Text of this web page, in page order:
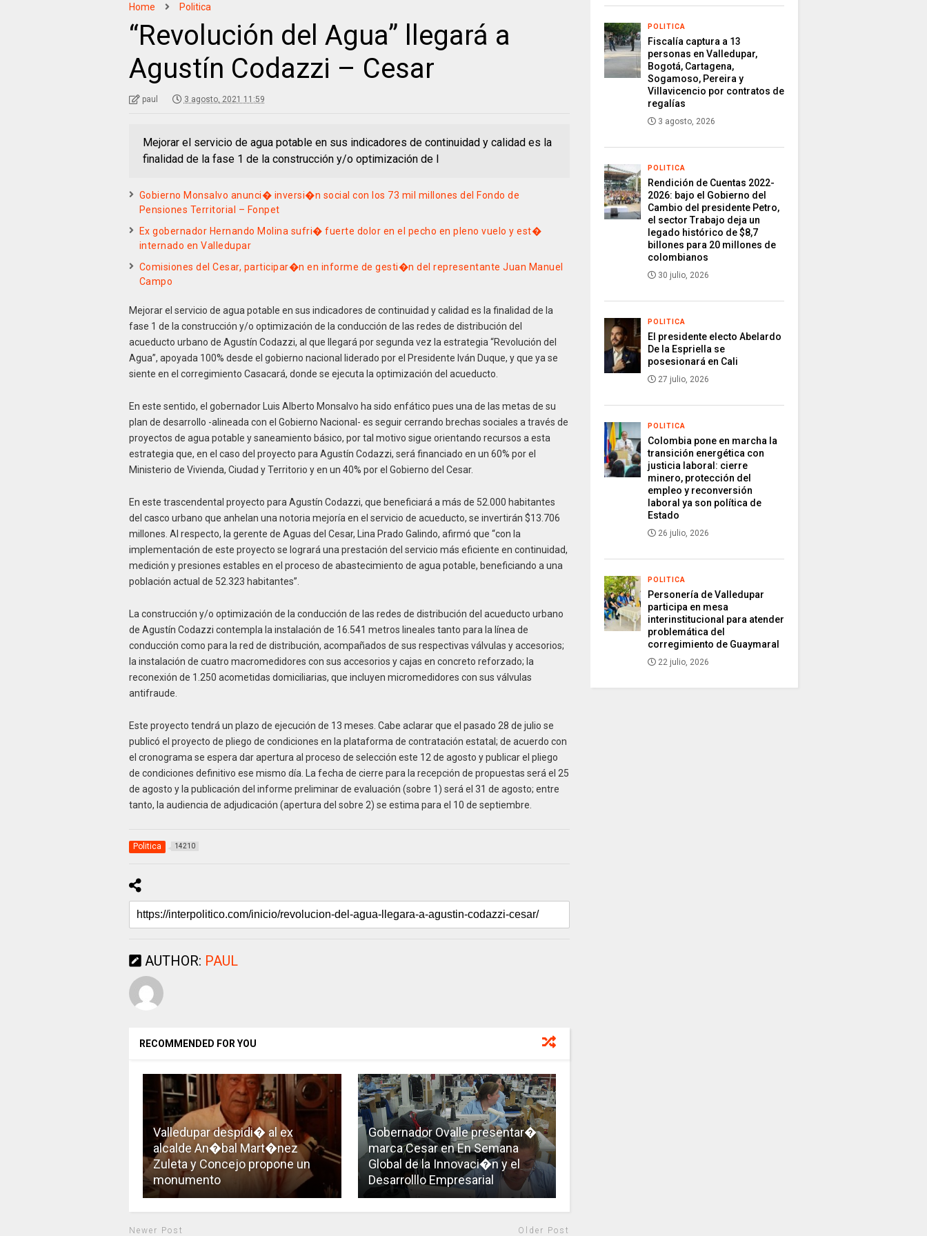
Home Politica
“Revolución del Agua” llegará a
Agustín Codazzi – Cesar
paul 3 agosto, 2021 11:59
Mejorar el servicio de agua potable en sus indicadores de continuidad y calidad es la
finalidad de la fase 1 de la construcción y/o optimización de l
Gobierno Monsalvo anunci� inversi�n social con los 73 mil millones del Fondo de
Pensiones Territorial – Fonpet
Ex gobernador Hernando Molina sufri� fuerte dolor en el pecho en pleno vuelo y est�
internado en Valledupar
Comisiones del Cesar, participar�n en informe de gesti�n del representante Juan Manuel
Campo
Mejorar el servicio de agua potable en sus indicadores de continuidad y calidad es la finalidad de la
fase 1 de la construcción y/o optimización de la conducción de las redes de distribución del
acueducto urbano de Agustín Codazzi, al que llegará por segunda vez la estrategia “Revolución del
Agua”, apoyada 100% desde el gobierno nacional liderado por el Presidente Iván Duque, y que ya se
siente en el corregimiento Casacará, donde se ejecuta la optimización del acueducto.
En este sentido, el gobernador Luis Alberto Monsalvo ha sido enfático pues una de las metas de su
plan de desarrollo -alineada con el Gobierno Nacional- es seguir cerrando brechas sociales a través de
proyectos de agua potable y saneamiento básico, por tal motivo sigue orientando recursos a esta
estrategia que, en el caso del proyecto para Agustín Codazzi, será financiado en un 60% por el
Ministerio de Vivienda, Ciudad y Territorio y en un 40% por el Gobierno del Cesar.
En este trascendental proyecto para Agustín Codazzi, que beneficiará a más de 52.000 habitantes
del casco urbano que anhelan una notoria mejoría en el servicio de acueducto, se invertirán $13.706
millones. Al respecto, la gerente de Aguas del Cesar, Lina Prado Galindo, afirmó que “con la
implementación de este proyecto se logrará una prestación del servicio más eficiente en continuidad,
medición y presiones estables en el proceso de abastecimiento de agua potable, beneficiando a una
población actual de 52.323 habitantes”.
La construcción y/o optimización de la conducción de las redes de distribución del acueducto urbano
de Agustín Codazzi contempla la instalación de 16.541 metros lineales tanto para la línea de
conducción como para la red de distribución, acompañados de sus respectivas válvulas y accesorios;
la instalación de cuatro macromedidores con sus accesorios y cajas en concreto reforzado; la
reconexión de 1.250 acometidas domiciliarias, que incluyen micromedidores con sus válvulas
antifraude.
Este proyecto tendrá un plazo de ejecución de 13 meses. Cabe aclarar que el pasado 28 de julio se
publicó el proyecto de pliego de condiciones en la plataforma de contratación estatal; de acuerdo con
el cronograma se espera dar apertura al proceso de selección este 12 de agosto y publicar el pliego
de condiciones definitivo ese mismo día. La fecha de cierre para la recepción de propuestas será el 25
de agosto y la publicación del informe preliminar de evaluación (sobre 1) será el 31 de agosto; entre
tanto, la audiencia de adjudicación (apertura del sobre 2) se estima para el 10 de septiembre.
Politica 14210
AUTHOR: PAUL
RECOMMENDED FOR YOU
Valledupar despidi� al ex
alcalde An�bal Mart�nez
Zuleta y Concejo propone un
monumento
Gobernador Ovalle presentar�
marca Cesar en En Semana
Global de la Innovaci�n y el
Desarrolllo Empresarial
Newer Post Older Post
POLITICA
Fiscalía captura a 13
personas en Valledupar,
Bogotá, Cartagena,
Sogamoso, Pereira y
Villavicencio por contratos de
regalías
3 agosto, 2026
POLITICA
Rendición de Cuentas 2022-
2026: bajo el Gobierno del
Cambio del presidente Petro,
el sector Trabajo deja un
legado histórico de $8,7
billones para 20 millones de
colombianos
30 julio, 2026
POLITICA
El presidente electo Abelardo
De la Espriella se
posesionará en Cali
27 julio, 2026
POLITICA
Colombia pone en marcha la
transición energética con
justicia laboral: cierre
minero, protección del
empleo y reconversión
laboral ya son política de
Estado
26 julio, 2026
POLITICA
Personería de Valledupar
participa en mesa
interinstitucional para atender
problemática del
corregimiento de Guaymaral
22 julio, 2026